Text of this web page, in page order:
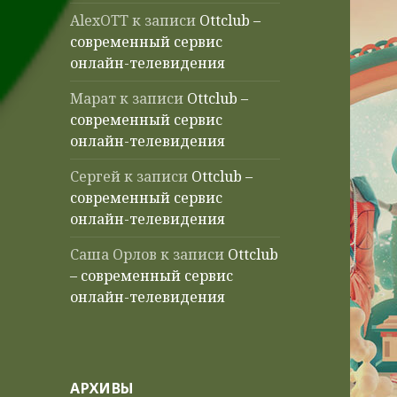
AlexOTTк записи Ottclub –
современный сервис
онлайн-телевидения
Маратк записи Ottclub –
современный сервис
онлайн-телевидения
Сергейк записи Ottclub –
современный сервис
онлайн-телевидения
Саша Орлов к записи Ottclub
– современный сервис
онлайн-телевидения
АРХИВЫ